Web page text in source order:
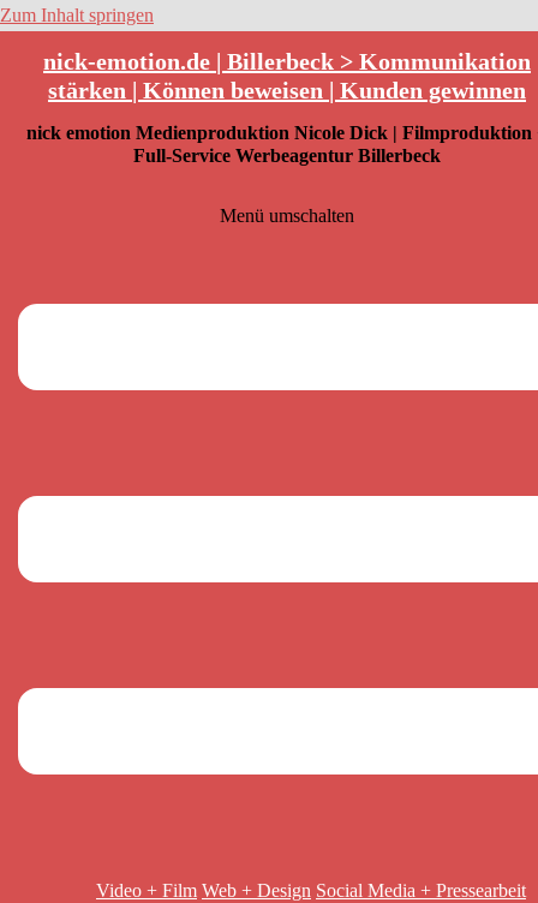
Zum Inhalt springen
nick-emotion.de | Billerbeck > Kommunikation
stärken | Können beweisen | Kunden gewinnen
nick emotion Medienproduktion Nicole Dick | Filmproduktion
Full-Service Werbeagentur Billerbeck
Menü umschalten
Video + Film Web + Design Social Media + Pressearbeit